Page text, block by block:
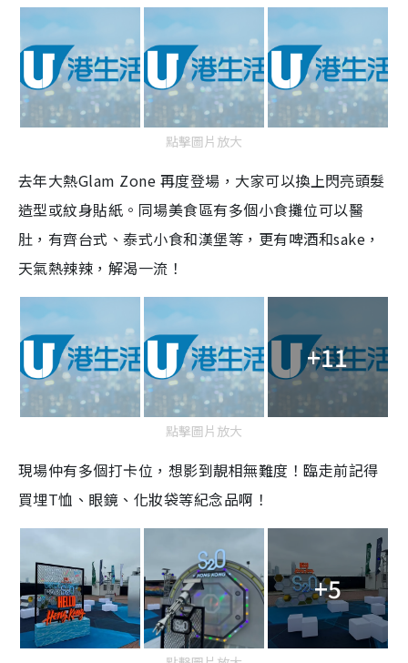
點擊圖片放大
去年大熱Glam Zone 再度登場，大家可以換上閃亮頭髮
造型或紋身貼紙。同場美食區有多個小食攤位可以醫
肚，有齊台式、泰式小食和漢堡等，更有啤酒和sake，
天氣熱辣辣，解渴一流！
+11
點擊圖片放大
現場仲有多個打卡位，想影到靚相無難度！臨走前記得
買埋T恤、眼鏡、化妝袋等紀念品啊！
+5